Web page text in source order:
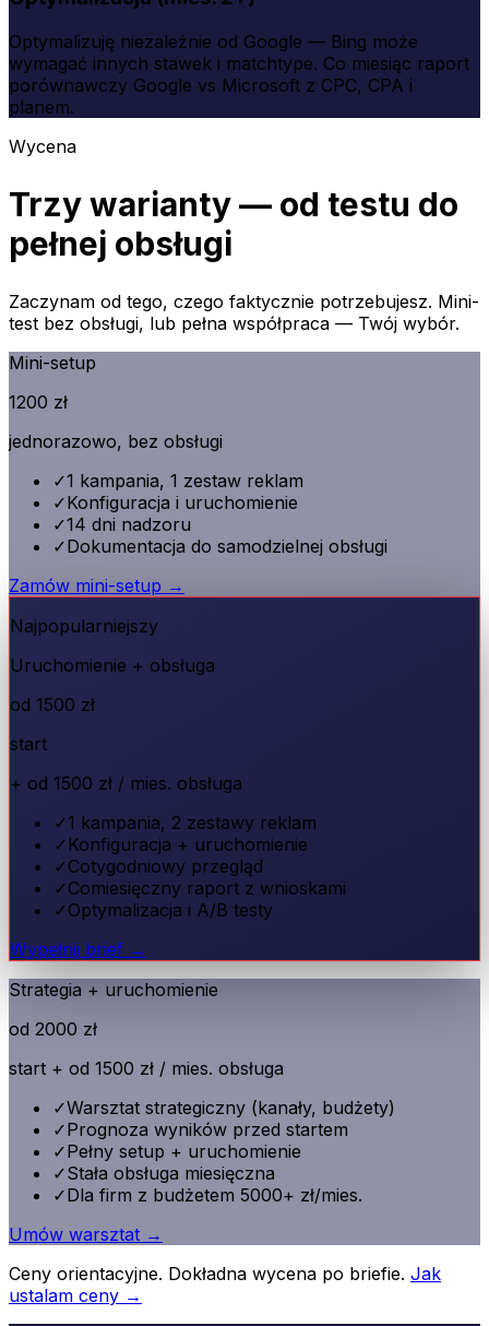
Optymalizuję niezależnie od Google — Bing może
wymagać innych stawek i matchtype. Co miesiąc raport
porównawczy Google vs Microsoft z CPC, CPA i
planem.
Wycena
Trzy warianty — od testu do
pełnej obsługi
Zaczynam od tego, czego faktycznie potrzebujesz. Mini-
test bez obsługi, lub pełna współpraca — Twój wybór.
Mini-setup
1200 zł
jednorazowo, bez obsługi
✓1 kampania, 1 zestaw reklam
✓Konfiguracja i uruchomienie
✓14 dni nadzoru
✓Dokumentacja do samodzielnej obsługi
Zamów mini-setup →
Najpopularniejszy
Uruchomienie + obsługa
od 1500 zł
start
+ od 1500 zł / mies. obsługa
✓1 kampania, 2 zestawy reklam
✓ Konfiguracja + uruchomienie
✓Cotygodniowy przegląd
✓Comiesięczny raport z wnioskami
✓Optymalizacja i A/B testy
Wypełnij brief →
Strategia + uruchomienie
od 2000 zł
start + od 1500 zł / mies. obsługa
✓Warsztat strategiczny (kanały, budżety)
✓Prognoza wyników przed startem
✓Pełny setup + uruchomienie
✓Stała obsługa miesięczna
✓Dla firm z budżetem 5000+ zł/mies.
Umów warsztat →
Ceny orientacyjne. Dokładna wycena po briefie. Jak
ustalam ceny →